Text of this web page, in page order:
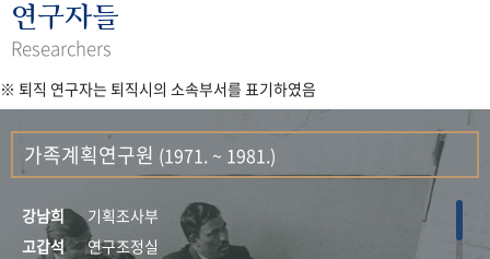
걸어온 길 기관 변천사
연구 역사
정책과 연구 키워드로 보는 연구 역사
연구자들
간행물 변천사
기록물 아카이브
연구자들
Researchers
※ 퇴직 연구자는 퇴직시의 소속부서를 표기하였음
가족계획연구원 (1971. ~ 1981.)
강남희
기획조사부
고갑석
연구조정실